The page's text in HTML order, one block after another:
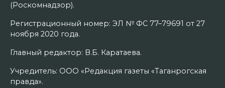
(Роскомнадзор).
Регистрационный номер: ЭЛ № ФС 77–79691 от 27
ноября 2020 года.
Главный редактор: В.Б. Каратаева.
Учредитель: ООО «Редакция газеты «Таганрогская
правда».